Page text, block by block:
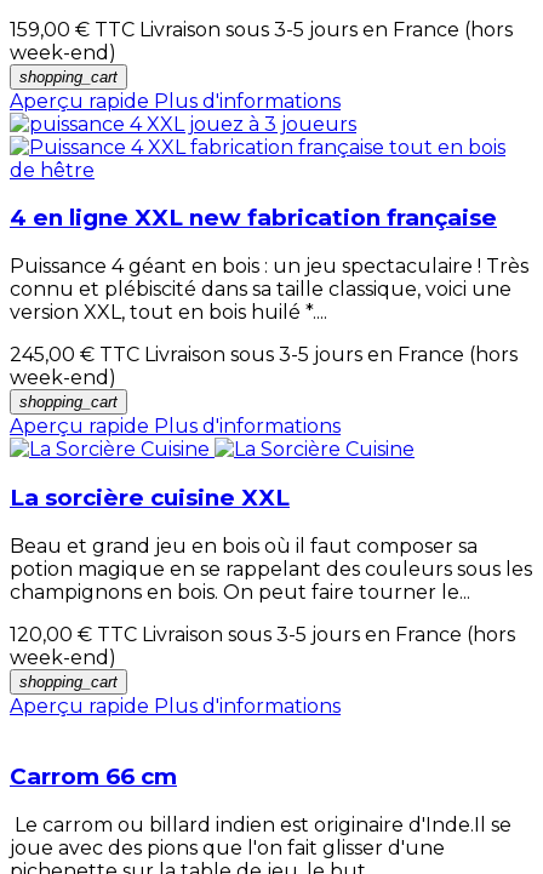
159,00 € TTC Livraison sous 3-5 jours en France (hors
week-end)
shopping_cart
Aperçu rapide Plus d'informations
4 en ligne XXL new fabrication française
Puissance 4 géant en bois : un jeu spectaculaire ! Très
connu et plébiscité dans sa taille classique, voici une
version XXL, tout en bois huilé *....
245,00 € TTC Livraison sous 3-5 jours en France (hors
week-end)
shopping_cart
Aperçu rapide Plus d'informations
La sorcière cuisine XXL
Beau et grand jeu en bois où il faut composer sa
potion magique en se rappelant des couleurs sous les
champignons en bois. On peut faire tourner le...
120,00 € TTC Livraison sous 3-5 jours en France (hors
week-end)
shopping_cart
Aperçu rapide Plus d'informations
Carrom 66 cm
Le carrom ou billard indien est originaire d'Inde.Il se
joue avec des pions que l'on fait glisser d'une